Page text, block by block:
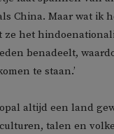
China. Maar wat ik
ze het
benadeelt,
te staan.’
altijd een land
talen en